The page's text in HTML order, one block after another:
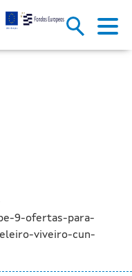
para
9-ofertas-para-
viveiro-cun-